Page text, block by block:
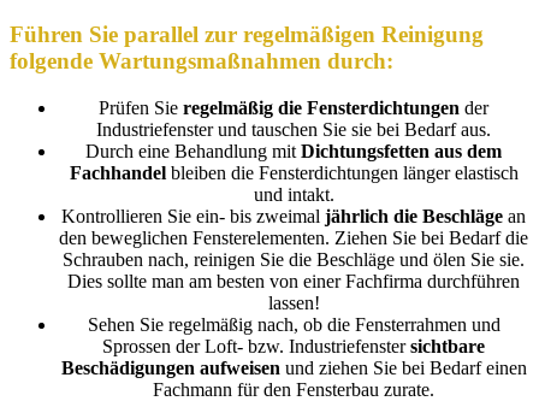
Führen Sie parallel zur regelmäßigen Reinigung
folgende Wartungsmaßnahmen durch:
Prüfen Sie regelmäßig die Fensterdichtungen der
Industriefenster und tauschen Sie sie bei Bedarf aus.
Durch eine Behandlung mit Dichtungsfetten aus dem
Fachhandelbleiben die Fensterdichtungen länger elastisch
und intakt.
Kontrollieren Sie ein- bis zweimal jährlich die Beschläge an
den beweglichen Fensterelementen. Ziehen Sie bei Bedarf die
Schrauben nach, reinigen Sie die Beschläge und ölen Sie sie.
Dies sollte man am besten von einer Fachfirma durchführen
lassen!
Sehen Sie regelmäßig nach, ob die Fensterrahmen und
Sprossen der Loft- bzw. Industriefenstersichtbare
Beschädigungen aufweisen und ziehen Sie bei Bedarf einen
Fachmann für den Fensterbau zurate.